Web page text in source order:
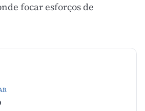
focar esforços de